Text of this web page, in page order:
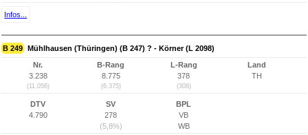
Infos...
B 249 Mühlhausen (Thüringen) (B 247) ? - Körner (L 2098)
Nr.
3.238
(11.056)
B-Rang
8.775
(6.375)
L-Rang
378
(308)
Land
TH
DTV
4.790
SV
278
(5,8%)
BPL
VB
WB